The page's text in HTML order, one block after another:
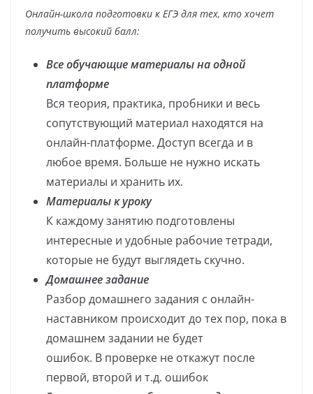
Онлайн-школа подготовки к ЕГЭ для тех, кто хочет
получить высокий балл:
Все обучающие материалы на одной
платформе
Вся теория, практика, пробники и весь
сопутствующий материал находятся на
онлайн-платформе. Доступ всегда и в
любое время. Больше не нужно искать
материалы и хранить их.
Материалы к уроку
К каждому занятию подготовлены
интересные и удобные рабочие тетради,
которые не будут выглядеть скучно.
Домашнее задание
Разбор домашнего задания с онлайн-
наставником происходит до тех пор, пока в
домашнем задании не будет
ошибок. В проверке не откажут после
первой, второй и т.д. ошибок